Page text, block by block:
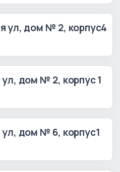
ул, дом № 2, корпус4
ул, дом № 2, корпус 1
ул, дом № 6, корпус1